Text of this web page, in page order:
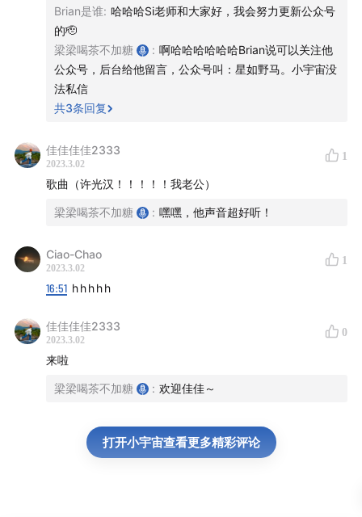
029.我裸辞了，然后呢？
【其他职场/工作相关节目】
070.互联网这么卷，还有人想做产品经理吗？
052.放下狗屁工作，一起合理摸鱼！
去！
020.对话互联网猎头：不进大厂就意味着职业走了弯路
吗？
——————
春野杉卉 - 陽だまり道
Brian是谁: 哈哈哈Si老师和大家好，我会努力更新公众号
的🫡
梁梁喝茶不加糖
: 啊哈哈哈哈哈哈Brian说可以关注他
公众号，后台给他留言，公众号叫：星如野马。小宇宙没
法私信
共3条回复
佳佳佳佳2333
2023.3.02
1
歌曲（许光汉！！！！！我老公）
梁梁喝茶不加糖 : 嘿嘿，他声音超好听！
Ciao-Chao
2023.3.02
1
16:51 h h h h h
佳佳佳佳2333
2023.3.02
0
来啦
梁梁喝茶不加糖 : 欢迎佳佳～
打开小宇宙查看更多精彩评论